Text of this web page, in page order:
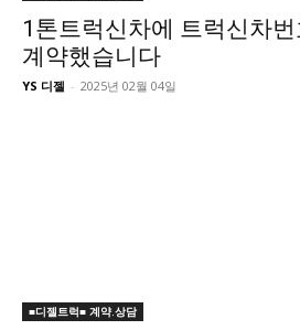
1톤트럭신차에 트럭신차
계약했습니다
YS 디젤 - 2025년 02월 04일
■디젤트럭■ 계약.상담